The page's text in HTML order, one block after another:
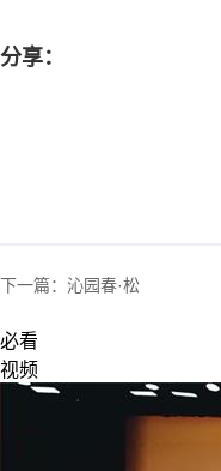
分享：
下一篇： 沁园春·松
必看
视频